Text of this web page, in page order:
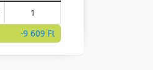
1
-9 609 Ft